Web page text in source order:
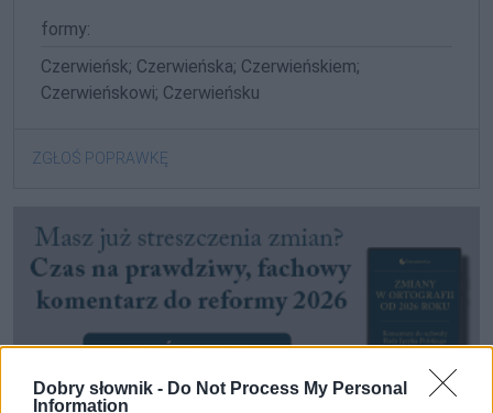
Dobry słownik - Do Not Process My Personal
Information
formy:
Czerwieńsk; Czerwieńska; Czerwieńskiem;
Czerwieńskowi; Czerwieńsku
ZGŁOŚ POPRAWKĘ